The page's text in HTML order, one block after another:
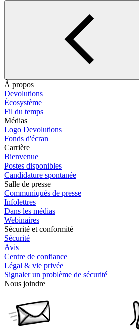
À propos
Devolutions
Écosystème
Fil du temps
Médias
Logo Devolutions
Fonds d'écran
Carrière
Bienvenue
Postes disponibles
Candidature spontanée
Salle de presse
Communiqués de presse
Infolettres
Dans les médias
Webinaires
Sécurité et conformité
Sécurité
Avis
Centre de confiance
Légal & vie privée
Signaler un problème de sécurité
Nous joindre